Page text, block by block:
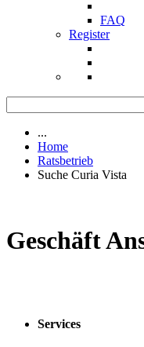
FAQ
Register
...
Home
Ratsbetrieb
Suche Curia Vista
Geschäft
Services